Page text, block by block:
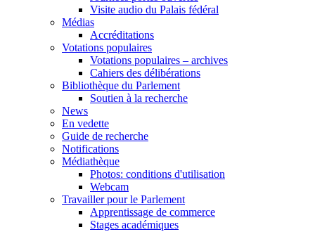
Visite audio du Palais fédéral
Médias
Accréditations
Votations populaires
Votations populaires – archives
Cahiers des délibérations
Bibliothèque du Parlement
Soutien à la recherche
News
En vedette
Guide de recherche
Notifications
Médiathèque
Photos: conditions d'utilisation
Webcam
Travailler pour le Parlement
Apprentissage de commerce
Stages académiques